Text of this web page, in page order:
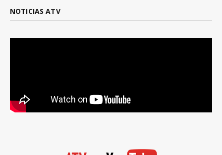
NOTICIAS ATV